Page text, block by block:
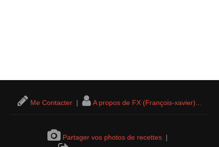
Me Contacter | A propos de FX (François-xavier)...
Partager vos photos de recettes |